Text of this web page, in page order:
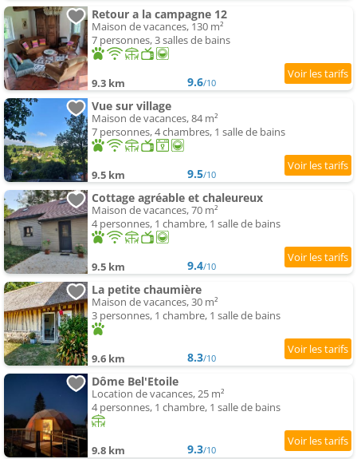
Retour a la campagne 12
Maison de vacances, 130 m²
7 personnes, 3 salles de bains
9.3 km 9.6/10
Vue sur village
Maison de vacances, 84 m²
7 personnes, 4 chambres, 1 salle de bains
9.5 km 9.5/10
Cottage agréable et chaleureux
Maison de vacances, 70 m²
4 personnes, 1 chambre, 1 salle de bains
9.5 km 9.4/10
La petite chaumière
Maison de vacances, 30 m²
3 personnes, 1 chambre, 1 salle de bains
9.6 km 8.3/10
Dôme Bel'Etoile
Location de vacances, 25 m²
4 personnes, 1 chambre, 1 salle de bains
9.8 km 9.3/10